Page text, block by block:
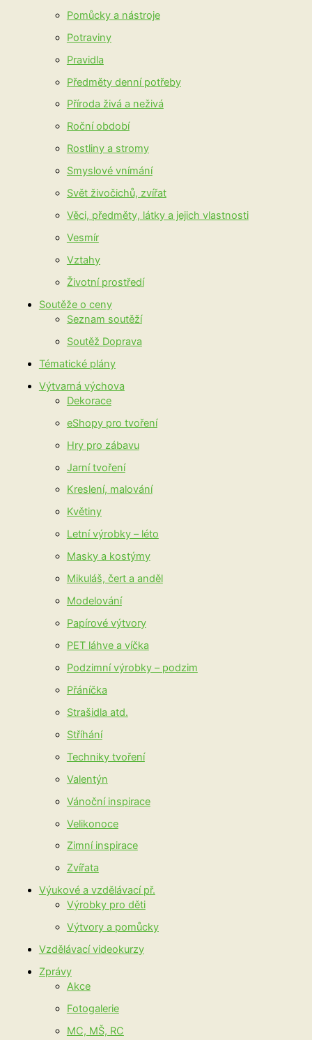
Pomůcky a nástroje
Potraviny
Pravidla
Předměty denní potřeby
Příroda živá a neživá
Roční období
Rostliny a stromy
Smyslové vnímání
Svět živočichů, zvířat
Věci, předměty, látky a jejich vlastnosti
Vesmír
Vztahy
Životní prostředí
Soutěže o ceny
Seznam soutěží
Soutěž Doprava
Tématické plány
Výtvarná výchova
Dekorace
eShopy pro tvoření
Hry pro zábavu
Jarní tvoření
Kreslení, malování
Květiny
Letní výrobky – léto
Masky a kostýmy
Mikuláš, čert a anděl
Modelování
Papírové výtvory
PET láhve a víčka
Podzimní výrobky – podzim
Přáníčka
Strašidla atd.
Stříhání
Techniky tvoření
Valentýn
Vánoční inspirace
Velikonoce
Zimní inspirace
Zvířata
Výukové a vzdělávací př.
Výrobky pro děti
Výtvory a pomůcky
Vzdělávací videokurzy
Zprávy
Akce
Fotogalerie
MC, MŠ, RC